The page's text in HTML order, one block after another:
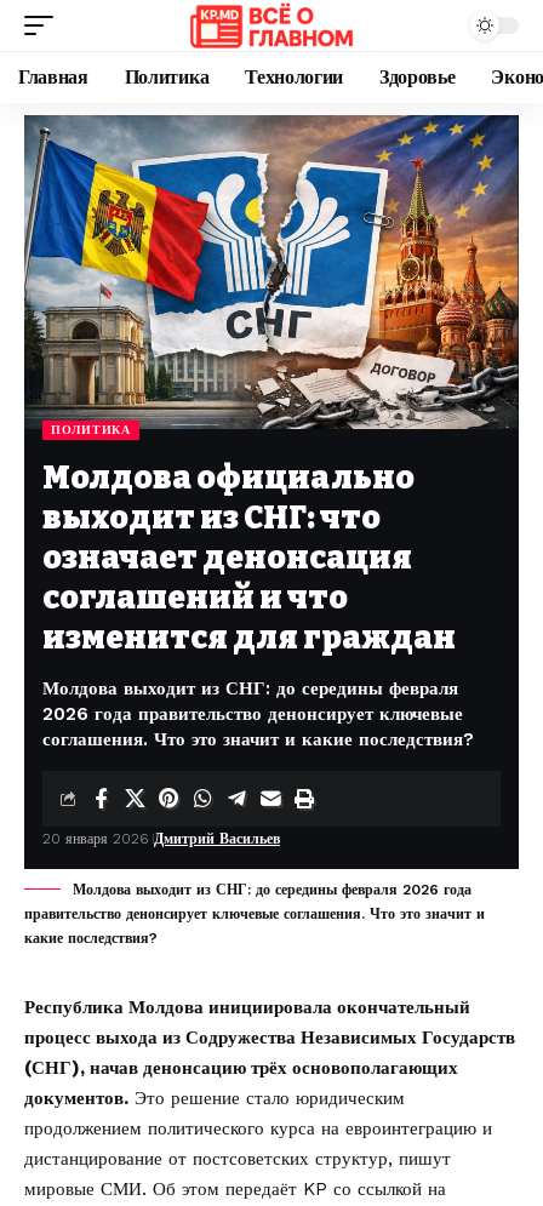
Главная Политика Технологии Здоровье
ПОЛИТИКА
Молдова официально
выходит из СНГ: что
означает денонсация
соглашений и что
изменится для граждан
Молдова выходит из СНГ: до середины февраля
2026 года правительство денонсирует ключевые
соглашения. Что это значит и какие последствия?
20 января 2026 Дмитрий Васильев
Молдова выходит из СНГ: до середины февраля 2026 года
правительство денонсирует ключевые соглашения. Что это значит и
какие последствия?
Республика Молдова инициировала окончательный
процесс выхода из Содружества Независимых Государств
(СНГ), начав денонсацию трёх основополагающих
документов. Это решение стало юридическим
продолжением политического курса на евроинтеграцию и
дистанцирование от постсоветских структур, пишут
мировые СМИ. Об этом передаёт KP со ссылкой на